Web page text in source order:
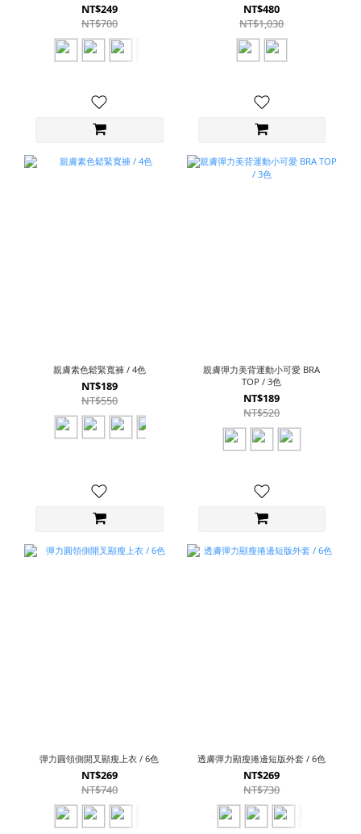
NT$249
NT$700
NT$480
NT$1,030
親膚素色鬆緊寬褲 / 4色
NT$189
NT$550
親膚彈力美背運動小可愛 BRA
TOP / 3色
NT$189
NT$520
彈力圓領側開叉顯瘦上衣 / 6色
NT$269
NT$740
透膚彈力顯瘦捲邊短版外套 / 6色
NT$269
NT$730